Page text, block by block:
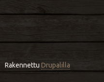
RakennettuDrupalilla